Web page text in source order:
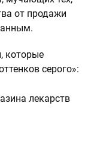
от продажи
которые
серого»: